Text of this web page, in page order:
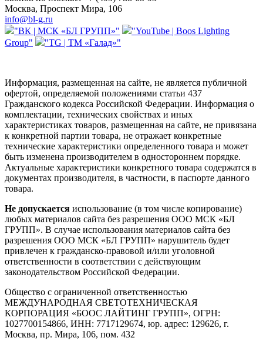
Москва, Проспект Мира, 106
info@bl-g.ru
"ВК | МСК «БЛ ГРУПП»"
"YouTube | Boos Lighting
Group"
"TG | ТМ «Галад»"
Информация, размещенная на сайте, не является публичной
офертой, определяемой положениями статьи 437
Гражданского кодекса Российской Федерации. Информация о
комплектации, технических свойствах и иных
характеристиках товаров, размещенная на сайте, не привязана
к конкретной партии товара, не отражает конкретные
технические характеристики определенного товара и может
быть изменена производителем в одностороннем порядке.
Актуальные характеристики конкретного товара содержатся в
документах производителя, в частности, в паспорте данного
товара.
Не допускается использование (в том числе копирование)
любых материалов сайта без разрешения ООО МСК «БЛ
ГРУПП». В случае использования материалов сайта без
разрешения ООО МСК «БЛ ГРУПП» нарушитель будет
привлечен к гражданско-правовой и/или уголовной
ответственности в соответствии с действующим
законодательством Российской Федерации.
Общество с ограниченной ответственностью
МЕЖДУНАРОДНАЯ СВЕТОТЕХНИЧЕСКАЯ
КОРПОРАЦИЯ «БООС ЛАЙТИНГ ГРУПП», ОГРН:
1027700154866, ИНН: 7717129674, юр. адрес: 129626, г.
Москва, пр. Мира, 106, пом. 432